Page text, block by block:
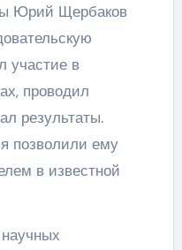
Юрий Щербаков
участие в
проводил
результаты.
позволили ему
в известной